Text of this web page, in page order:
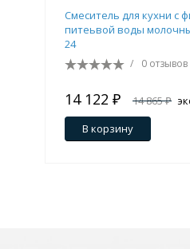
Смеситель для кухни c
питеьвой воды
24
/ 0 отзывов
14 122 ₽ 14 865 ₽
В корзину